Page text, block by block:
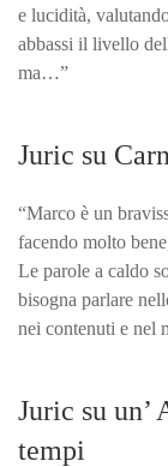
e lucidità,
abbassi il livello
ma…”
Juric su
“Marco è un
facendo molto
Le parole a caldo
bisogna parlare
nei contenuti e nel
Juric su un’
tempi